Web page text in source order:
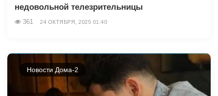
недовольной телезрительницы
361 24 ОКТЯБРЯ, 2025 01:40
Новости Дома-2